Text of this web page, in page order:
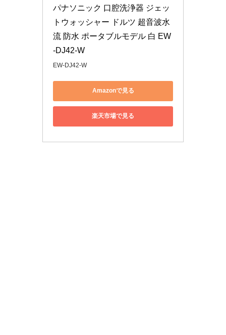
パナソニック 口腔洗浄器 ジェッ
トウォッシャー ドルツ 超音波水
流 防水 ポータブルモデル 白 EW
-DJ42-W
EW-DJ42-W
Amazonで見る
楽天市場で見る